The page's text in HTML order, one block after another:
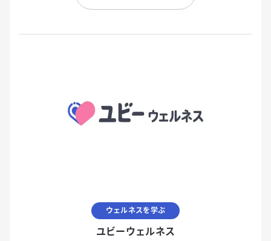
ウェルネスを学ぶ
ユビーウェルネス